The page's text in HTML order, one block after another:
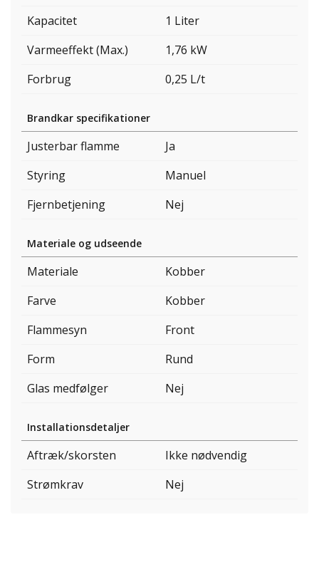
Kapacitet
1 Liter
Varmeeffekt (Max.)
1,76 kW
Forbrug
0,25 L/t
Brandkar specifikationer
Justerbar flamme
Ja
Styring
Manuel
Fjernbetjening
Nej
Materiale og udseende
Materiale
Kobber
Farve
Kobber
Flammesyn
Front
Form
Rund
Glas medfølger
Nej
Installationsdetaljer
Aftræk/skorsten
Ikke nødvendig
Strømkrav
Nej